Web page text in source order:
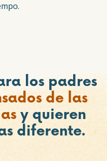
los padres
de las
y quieren
diferente.